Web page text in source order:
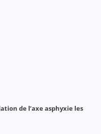
de l’axe asphyxie les